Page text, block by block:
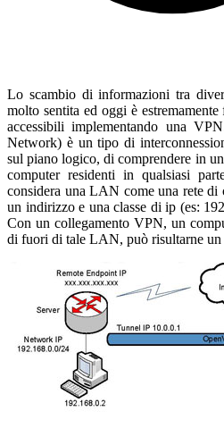
Lo scambio di informazioni tra
molto sentita ed oggi è
accessibili implementando una
Network) è un tipo di
sul piano logico, di comprendere in
computer residenti in qualsiasi
considera una LAN come una rete
un indirizzo e una classe di ip (es:
Con un collegamento VPN, un
di fuori di tale LAN, può risultarne un